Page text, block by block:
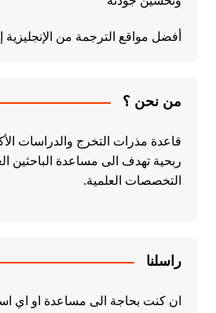
أفضل مواقع الترجمة من الإنجليزية
من نحن ؟
ربحية تهدف الى مساعدة الباحثين
التخصصات العلمية.
راسلنا
ان كنت بحاجة الى مساعدة او اي